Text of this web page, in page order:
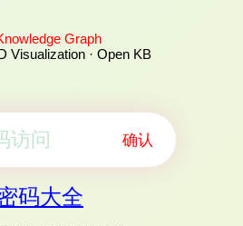
Graph
Visualization · Open KB
确认
码大全